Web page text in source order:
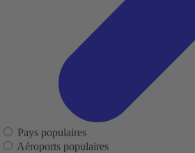
Pays populaires
Aéroports populaires